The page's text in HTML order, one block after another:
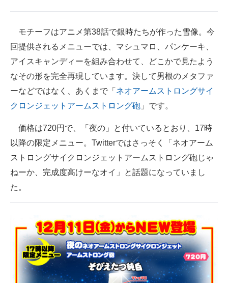
AI活用のいまが分かる
企業ITのトレンドを詳説
経営リーダーのコミュニティ
マーケ×ITの今がよく分かる
ITエンジニア向け専門サイト
企業向けIT製品の総合サイト
IT製品の技術・比較・事例
モノづくり技術者専門サイト
エレクトロニクス専門サイト
電子設計の基本と応用
モチーフはアニメ第38話で銀時たちが作った雪像。今
回提供されるメニューでは、マシュマロ、パンケーキ、
アイスキャンディーを組み合わせて、どこかで見たよう
なその形を完全再現しています。決して男根のメタファ
ーなどではなく、あくまで「 ネオアームストロングサイ
クロンジェットアームストロング砲 」です。
価格は720円で、「夜の」と付いているとおり、17時
以降の限定メニュー。Twitterではさっそく「ネオアーム
ストロングサイクロンジェットアームストロング砲じゃ
ねーか、完成度高けーなオイ」と話題になっていまし
た。